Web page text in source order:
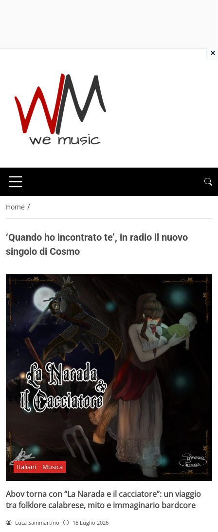
Home /
‘Quando ho incontrato te’, in radio il nuovo
singolo di Cosmo
Italiani Musica
Abov torna con “La Narada e il cacciatore”: un viaggio
tra folklore calabrese, mito e immaginario bardcore
Luca Sammartino 16 Luglio 2026
×